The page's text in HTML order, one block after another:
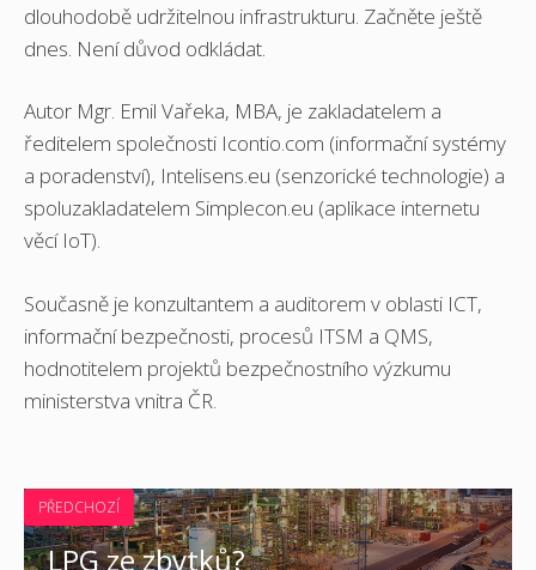
dlouhodobě udržitelnou infrastrukturu. Začněte ještě
dnes. Není důvod odkládat.
Autor Mgr. Emil Vařeka, MBA, je zakladatelem a
ředitelem společnosti Icontio.com (informační systémy
a poradenství), Intelisens.eu (senzorické technologie) a
spoluzakladatelem Simplecon.eu (aplikace internetu
věcí IoT).
Současně je konzultantem a auditorem v oblasti ICT,
informační bezpečnosti, procesů ITSM a QMS,
hodnotitelem projektů bezpečnostního výzkumu
ministerstva vnitra ČR.
PŘEDCHOZÍ
LPG ze zbytků?